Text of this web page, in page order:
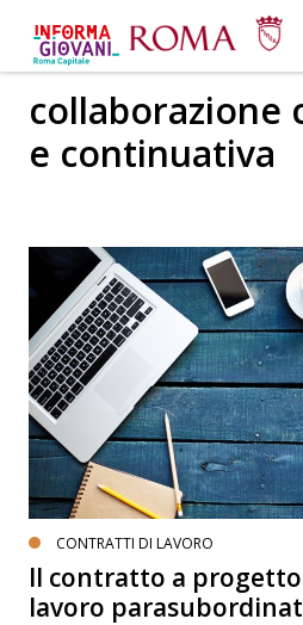
collaborazione
e continuativa
CONTRATTI DI LAVORO
Il contratto a
lavoro